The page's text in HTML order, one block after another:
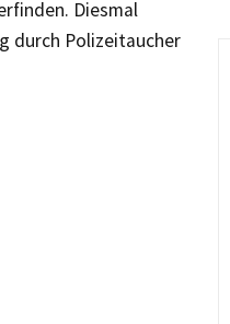
Diesmal
durch Polizeitaucher